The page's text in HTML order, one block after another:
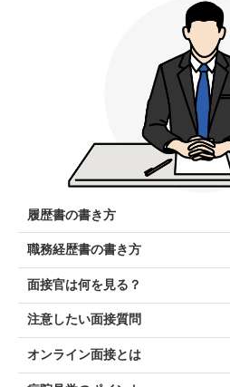
履歴書の書き方
職務経歴書の書き方
面接官は何を見る？
注意したい面接質問
オンライン面接とは